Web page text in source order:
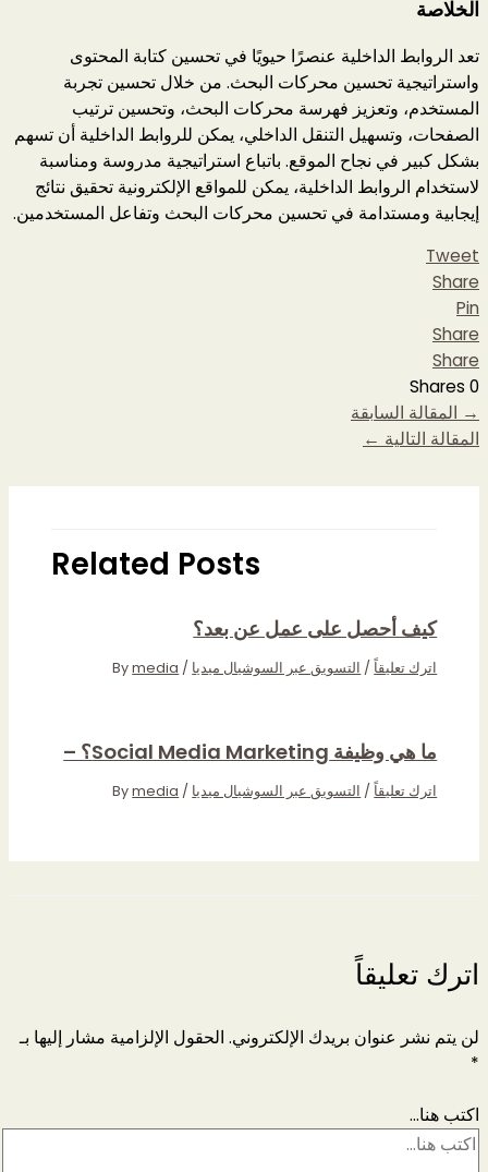
الخلاصة
تعد الروابط الداخلية عنصرًا حيويًا في تحسين كتابة المحتوى
واستراتيجية تحسين محركات البحث. من خلال تحسين تجربة
المستخدم، وتعزيز فهرسة محركات البحث، وتحسين ترتيب
الصفحات، وتسهيل التنقل الداخلي، يمكن للروابط الداخلية أن تسهم
بشكل كبير في نجاح الموقع. باتباع استراتيجية مدروسة ومناسبة
لاستخدام الروابط الداخلية، يمكن للمواقع الإلكترونية تحقيق نتائج
إيجابية ومستدامة في تحسين محركات البحث وتفاعل المستخدمين.
Tweet
Share
Pin
Share
Share
0
Shares
→ المقالة السابقة
المقالة التالية ←
Related Posts
كيف أحصل على عمل عن بعد؟
اترك تعليقاً / التسويق عبر السوشيال ميديا / By
media
ما هي وظيفة Social Media Marketing؟ –
اترك تعليقاً / التسويق عبر السوشيال ميديا / By
media
اترك تعليقاً
لن يتم نشر عنوان بريدك الإلكتروني. الحقول الإلزامية مشار إليها بـ
*
اكتب هنا...